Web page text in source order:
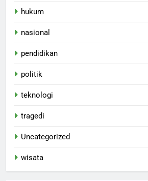
hukum
nasional
pendidikan
politik
teknologi
tragedi
Uncategorized
wisata